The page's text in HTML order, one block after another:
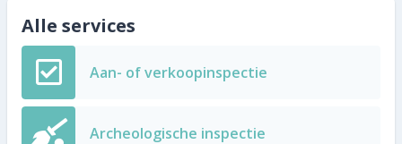
Alle services
Aan- of verkoopinspectie
Archeologische inspectie